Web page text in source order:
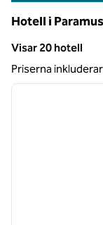
Hotell i
Visar 20 hotell
Visar 20 hotell
Priserna
1 av 9